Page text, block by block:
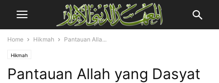
Home Hikmah Pantauan Alla...
Hikmah
Pantauan Allah yang Dasyat